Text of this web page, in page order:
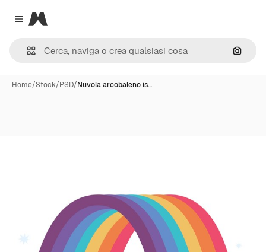
Close menu
Magnific
Cerca
Home/Stock/PSD/Nuvola arcobaleno is…